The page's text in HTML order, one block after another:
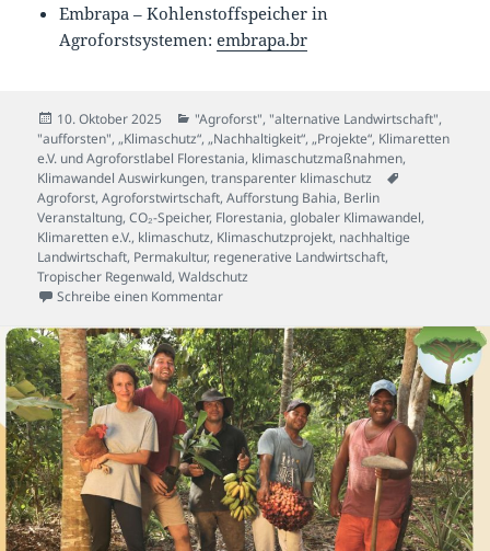
Embrapa – Kohlenstoffspeicher in
Agroforstsystemen:embrapa.br
Veröffentlicht
am
10. Oktober 2025 Kategorien
"Agroforst", "alternative Landwirtschaft",
"aufforsten",„Klimaschutz“, „Nachhaltigkeit“, „Projekte“, Klimaretten
e.V. und Agroforstlabel Florestania, klimaschutzmaßnahmen,
Klimawandel Auswirkungen,transparenter klimaschutz
Agroforst,Agroforstwirtschaft,Aufforstung Bahia, Berlin
Veranstaltung,CO₂-Speicher, Florestania,globaler Klimawandel,
Klimaretten e.V., klimaschutz, Klimaschutzprojekt, nachhaltige
Landwirtschaft, Permakultur, regenerative Landwirtschaft,
Tropischer Regenwald,Waldschutz
Schreibe einen Kommentarzu Warum ein Aufforstungsprojekt in